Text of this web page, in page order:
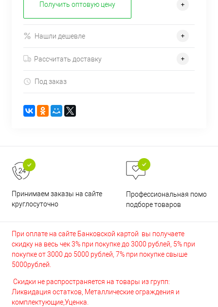
Получить оптовую цену
Нашли дешевле
Рассчитать доставку
Под заказ
Принимаем заказы на сайте
круглосуточно
Профессиональная помощь
подборе товаров
При оплате на сайте Банковской картой вы получаете
скидку на весь чек 3% при покупке до 3000 рублей, 5% при
покупке от 3000 до 5000 рублей, 7% при покупке свыше
5000рублей.
Скидки не распространяется на товары из групп:
Ликвидация остатков, Металлические ограждения и
комплектующие,Уценка.